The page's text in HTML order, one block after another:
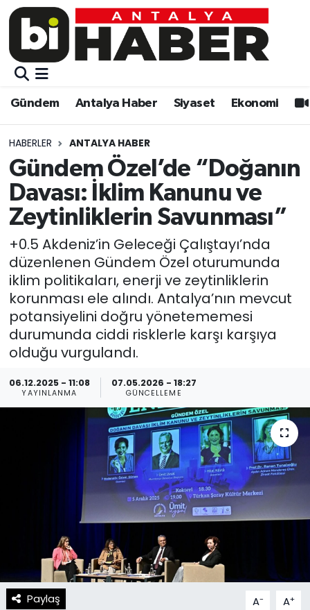
Gündem Antalya Haber Siyaset Ekonomi
HABERLER ANTALYA HABER
Gündem Özel’de “Doğanın
Davası: İklim Kanunu ve
Zeytinliklerin Savunması”
+0.5 Akdeniz’in Geleceği Çalıştayı’nda
düzenlenen Gündem Özel oturumunda
iklim politikaları, enerji ve zeytinliklerin
korunması ele alındı. Antalya’nın mevcut
potansiyelini doğru yönetememesi
durumunda ciddi risklerle karşı karşıya
olduğu vurgulandı.
06.12.2025 - 11:08
YAYINLANMA
07.05.2026 - 18:27
GÜNCELLEME
Paylaş A- A+
Gündem
Siyaset
Ekonomi
Video
Eğitim
Kültür-sanat
Sağlık
Spor
Resmi İlanlar
Gündem
Siyaset
Eğitim
Ekonomi
Kültür-sanat
Sağlık
Spor
Teknoloji
Künye
Gizlilik Sözleşmesi
Muratpaşa Nöbetçi Eczaneler
Muratpaşa Trafik Yoğunluk Haritası
Süper Lig Puan Durumu ve Fikstür
Tüm Manşetler
Son Dakika Haberleri
Haber Arşivi